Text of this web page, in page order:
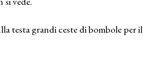
testa grandi ceste di bombole per il